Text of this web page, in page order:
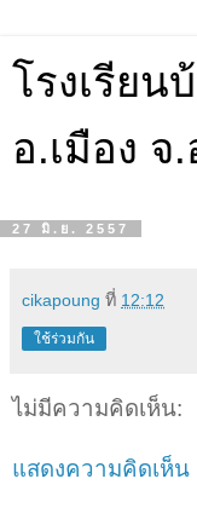
โรงเรียน
อ.เมือง จ
27 มิ.ย. 2557
cikapoung ที่ 12:12
ใช้ร่วมกัน
ไม่มีความคิดเห็น:
แสดงความคิดเห็น